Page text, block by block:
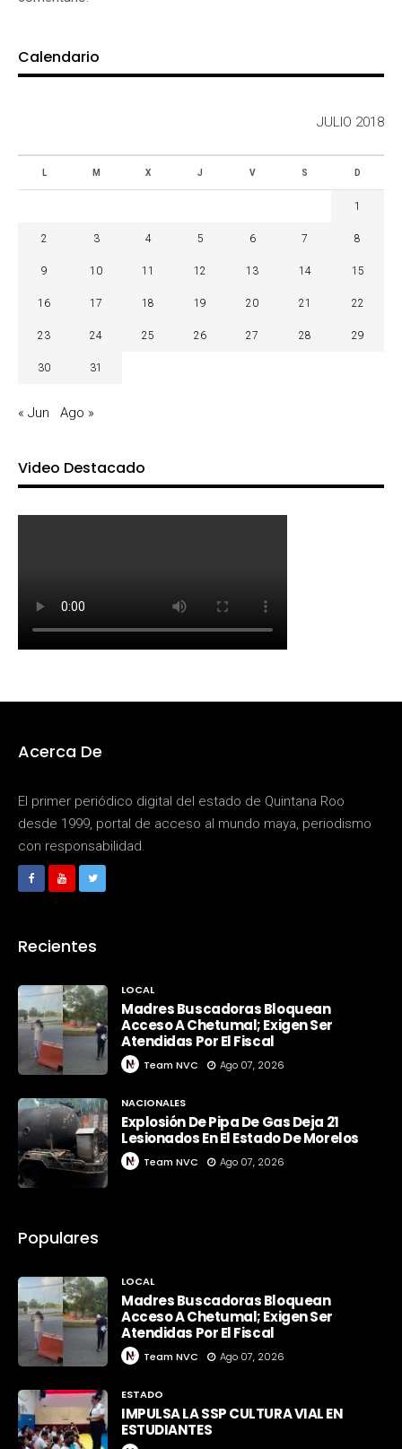
Calendario
JULIO 2018
L M X J V S D
1
2 3 4 5 6 7 8
9 10 11 12 13 14 15
16 17 18 19 20 21 22
23 24 25 26 27 28 29
30 31
« Jun Ago »
Video Destacado
Acerca De
El primer periódico digital del estado de Quintana Roo
desde 1999, portal de acceso al mundo maya, periodismo
con responsabilidad.
Recientes
LOCAL
Madres Buscadoras Bloquean
Acceso A Chetumal; Exigen Ser
Atendidas Por El Fiscal
Team NVC Ago 07, 2026
NACIONALES
Explosión De Pipa De Gas Deja 21
Lesionados En El Estado De Morelos
Team NVC Ago 07, 2026
Populares
LOCAL
Madres Buscadoras Bloquean
Acceso A Chetumal; Exigen Ser
Atendidas Por El Fiscal
Team NVC Ago 07, 2026
ESTADO
IMPULSA LA SSP CULTURA VIAL EN
ESTUDIANTES